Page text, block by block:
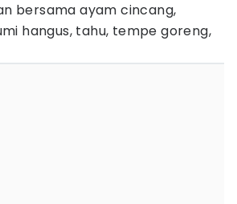
bersama ayam cincang,
hangus, tahu, tempe goreng,